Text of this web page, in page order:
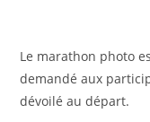
Le marathon photo
demandé aux
dévoilé au départ.